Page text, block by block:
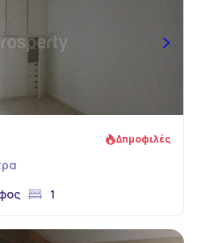
Δημοφιλές
1